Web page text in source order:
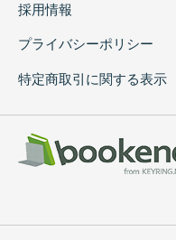
採用情報
プライバシーポリシー
特定商取引に関する表示